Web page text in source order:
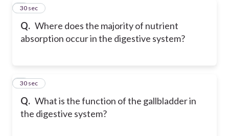
Q. Where does the majority of nutrient
absorption occur in the digestive system?
1
30 sec
Q. What is the function of the gallbladder in
the digestive system?
2
30 sec